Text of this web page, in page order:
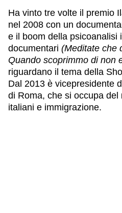
Ha vinto tre volte il premio
nel 2008 con un
e il boom della psicoanalisi
documentari (Meditate che
Quando scoprimmo di non
riguardano il tema della
Dal 2013 è vicepresidente
di Roma, che si occupa del
italiani e immigrazione.